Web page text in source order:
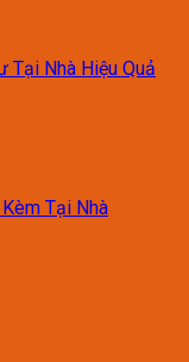
Tại Nhà Hiệu Quả
Tại Nhà